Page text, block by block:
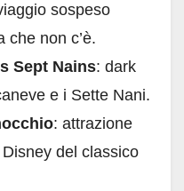
sospeso
che non c’è.
Sept Nains: dark
e i Sette Nani.
: attrazione
del classico